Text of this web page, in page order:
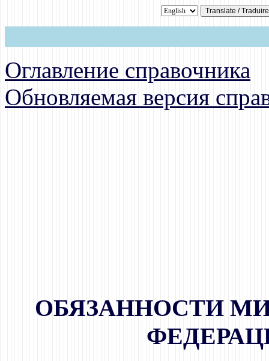
Оглавление справочника
Обновляемая версия
ОБЯЗАННОСТИ